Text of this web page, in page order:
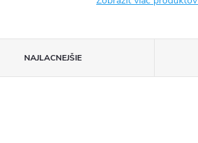
NAJLACNEJŠIE